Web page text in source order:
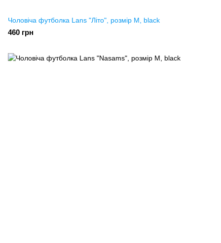
Чоловіча футболка Lans "Літо", розмір M, black
460 грн